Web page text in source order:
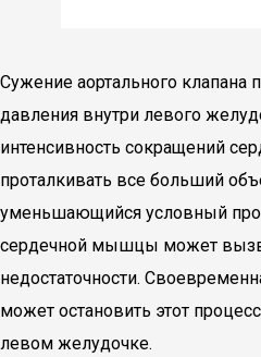
Сужение аортального
давления внутри левого
интенсивность сокращений
проталкивать все больший
уменьшающийся условный
сердечной мышцы может
недостаточности.
может остановить этот
левом желудочке.